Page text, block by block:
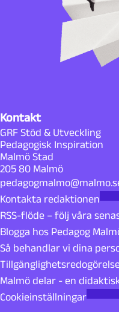
Kontakt
GRF Stöd & Utveckling
Pedagogisk Inspiration
Malmö Stad
205 80 Malmö
Kontakta redaktionen
RSS-flöde – följ våra
Blogga hos Pedagog
Så behandlar vi dina
Malmö delar - en
Cookieinställningar